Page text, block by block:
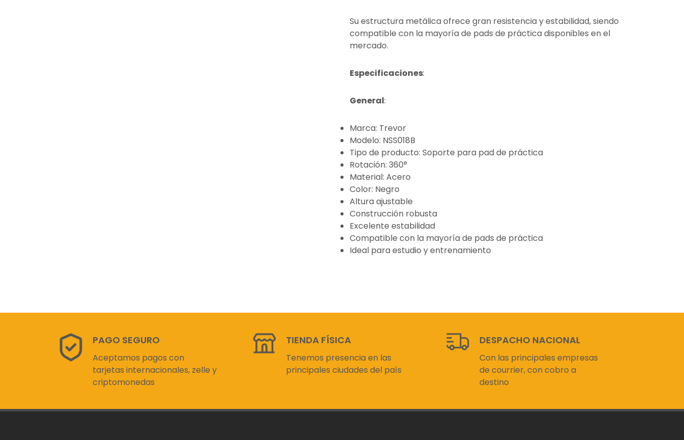
Su estructura metálica ofrece gran resistencia y estabilidad, siendo
compatible con la mayoría de pads de práctica disponibles en el
mercado.
Especificaciones:
General:
Marca: Trevor
Modelo: NSS018B
Tipo de producto: Soporte para pad de práctica
Rotación: 360°
Material: Acero
Color: Negro
Altura ajustable
Construcción robusta
Excelente estabilidad
Compatible con la mayoría de pads de práctica
Ideal para estudio y entrenamiento
PAGO SEGURO
Aceptamos pagos con
tarjetas internacionales, zelle y
criptomonedas
TIENDA FÍSICA
Tenemos presencia en las
principales ciudades del país
DESPACHO NACIONAL
Con las principales empresas
de courrier, con cobro a
destino